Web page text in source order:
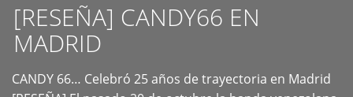
[RESEÑA] CANDY66 EN
MADRID
CANDY 66… Celebró 25 años de trayectoria en Madrid